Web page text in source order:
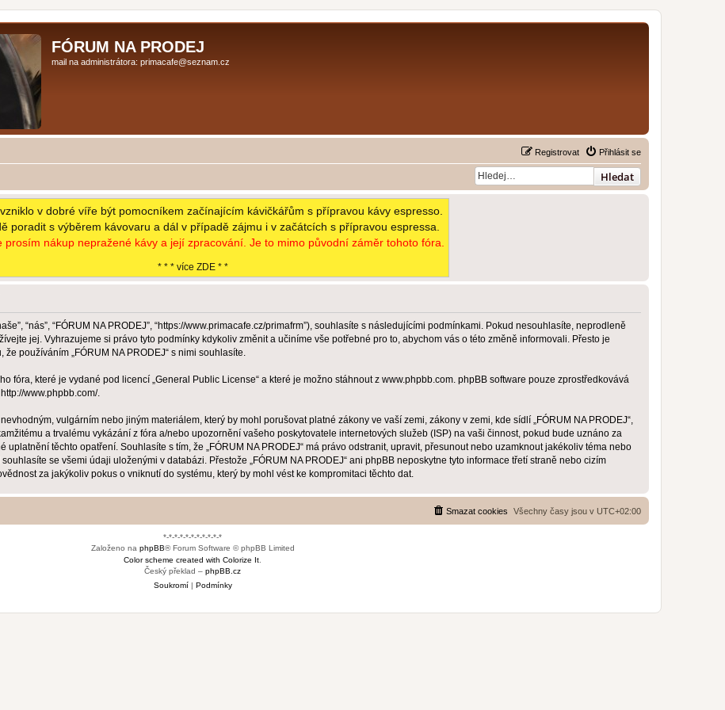
FÓRUM NA PRODEJ
mail na administrátora: primacafe@seznam.cz
Přihlásit se
Registrovat
Hledat
v dobré víře být pomocníkem začínajícím kávičkářům s přípravou kávy espresso.
poradit s výběrem kávovaru a dál v případě zájmu i v začátcích s přípravou espressa.
prosím nákup nepražené kávy a její zpracování. Je to mimo původní záměr tohoto fóra.
* * * více ZDE * *
“nás”, “FÓRUM NA PRODEJ”, “https://www.primacafe.cz/primafrm”), souhlasíte s následujícími podmínkami. Pokud nesouhlasíte, neprodleně
jej. Vyhrazujeme si právo tyto podmínky kdykoliv změnit a učiníme vše potřebné pro to, abychom vás o této změně informovali. Přesto je
používáním „FÓRUM NA PRODEJ“ s nimi souhlasíte.
fóra, které je vydané pod licencí „General Public License“ a které je možno stáhnout z www.phpbb.com. phpBB software pouze zprostředkovává
http://www.phpbb.com/.
vulgárním nebo jiným materiálem, který by mohl porušovat platné zákony ve vaší zemi, zákony v zemi, kde sídlí „FÓRUM NA PRODEJ“,
a trvalému vykázání z fóra a/nebo upozornění vašeho poskytovatele internetových služeb (ISP) na vaši činnost, pokud bude uznáno za
těchto opatření. Souhlasíte s tím, že „FÓRUM NA PRODEJ“ má právo odstranit, upravit, přesunout nebo uzamknout jakékoliv téma nebo
se všemi údaji uloženými v databázi. Přestože „FÓRUM NA PRODEJ“ ani phpBB neposkytne tyto informace třetí straně nebo cizím
za jakýkoliv pokus o vniknutí do systému, který by mohl vést ke kompromitaci těchto dat.
Všechny časy jsou v UTC+02:00
Smazat cookies
*-*-*-*-*-*-*-*-*-*-*
Založeno na phpBB® Forum Software © phpBB Limited
Color scheme created with Colorize It
Český překlad – phpBB.cz
Soukromí| Podmínky